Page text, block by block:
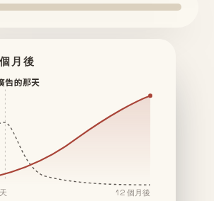
月後
告的那天
12 個月後